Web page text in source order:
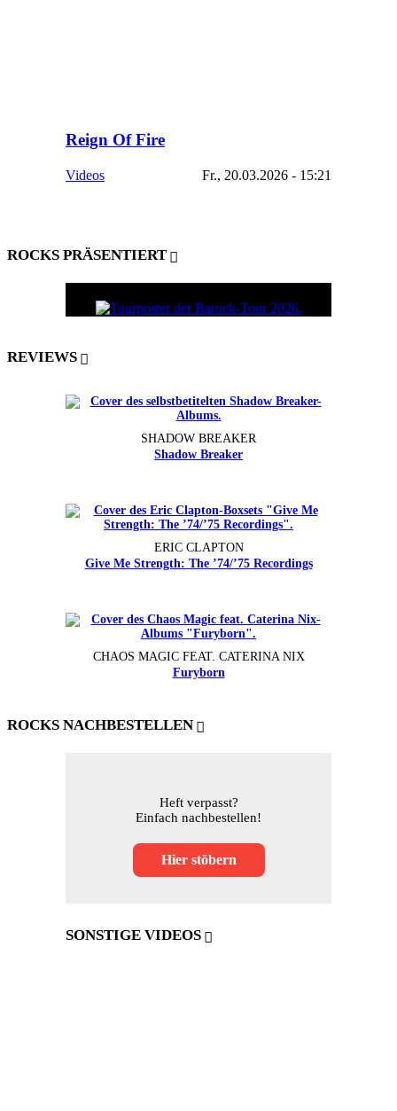
Reign Of Fire
Videos Fr., 20.03.2026 - 15:21
ROCKS PRÄSENTIERT
REVIEWS
SHADOW BREAKER
Shadow Breaker
ERIC CLAPTON
Give Me Strength: The ’74/’75 Recordings
CHAOS MAGIC FEAT. CATERINA NIX
Furyborn
ROCKS NACHBESTELLEN
Heft verpasst?
Einfach nachbestellen!
Hier stöbern
SONSTIGE VIDEOS